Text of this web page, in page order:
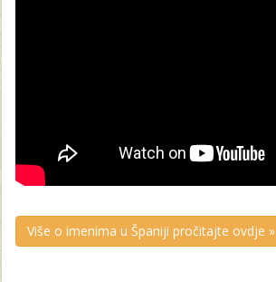
Više o imenima u Španiji pročitajte ovdje »